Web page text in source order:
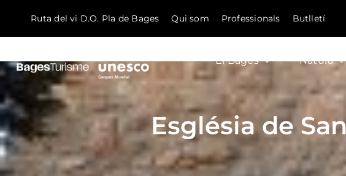
Skip to content
Ruta del vi D.O. Pla de Bages Qui som Professionals Butlletí
El Bages Natura
Església de